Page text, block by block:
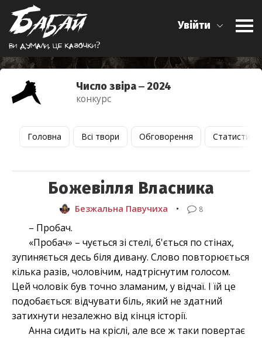
Ви думали, це казочки?
Увійти
Число звіра ‒ 2024
конкурс
Головна Всі твори Обговорення Статистика
Божевілля Власника
Безжальна Павучиха • 8
– Пробач.
«Пробач» – чується зі стелі, б'ється по стінах,
зупиняється десь біля дивану. Слово повторюється
кілька разів, чоловічим, надтріснутим голосом.
Цей чоловік був точно зламаним, у відчаї. І їй це
подобається: відчувати біль, який не здатний
затихнути незалежно від кінця історії.
Анна сидить на кріслі, але все ж таки повертає